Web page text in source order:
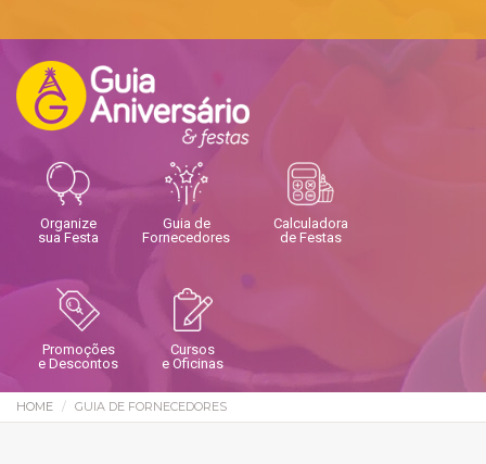
Organize
sua Festa
Guia de
Fornecedores
Calculadora
de Festas
Promoções
e Descontos
Cursos
e Oficinas
HOME GUIA DE FORNECEDORES